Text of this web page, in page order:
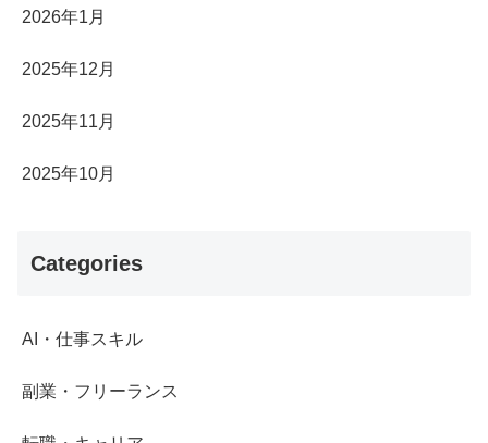
2026年1月
2025年12月
2025年11月
2025年10月
Categories
AI・仕事スキル
副業・フリーランス